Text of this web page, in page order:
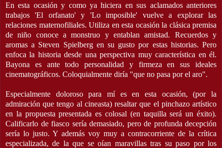
En esta ocasión y como ya hiciera en sus aclamados anteriores
trabajos 'El orfanato' y 'Lo imposible' vuelve a explorar las
relaciones maternofiliales. Utiliza en esta ocasión la clásica premisa
de niño conoce a monstruo y entablan amistad. Recuerdos y
aromas a Steven Spielberg en su gusto por estas historias. Pero
enfoca la historia desde una perspectiva muy característica en él.
Bayona es ante todo personalidad y firmeza en sus ideales
cinematográficos. Coloquialmente diría "que no pasa por el aro".
Especialmente doloroso para mí es en esta ocasión, (por la
admiración que tengo al cineasta) resaltar que el pinchazo artístico
en la propuesta presentada es colosal (en taquilla será un éxito).
Calificarlo de fiasco sería demasiado, pero de profunda decepción
sería lo justo. Y además voy muy a contracorriente de la crítica
especializada, de la que se oían maravillas tras su paso por los